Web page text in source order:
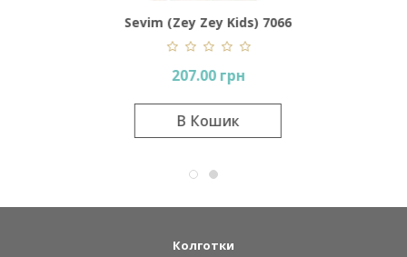
Sevim (Zey Zey Kids) 7066
207.00 грн
В Кошик
Колготки